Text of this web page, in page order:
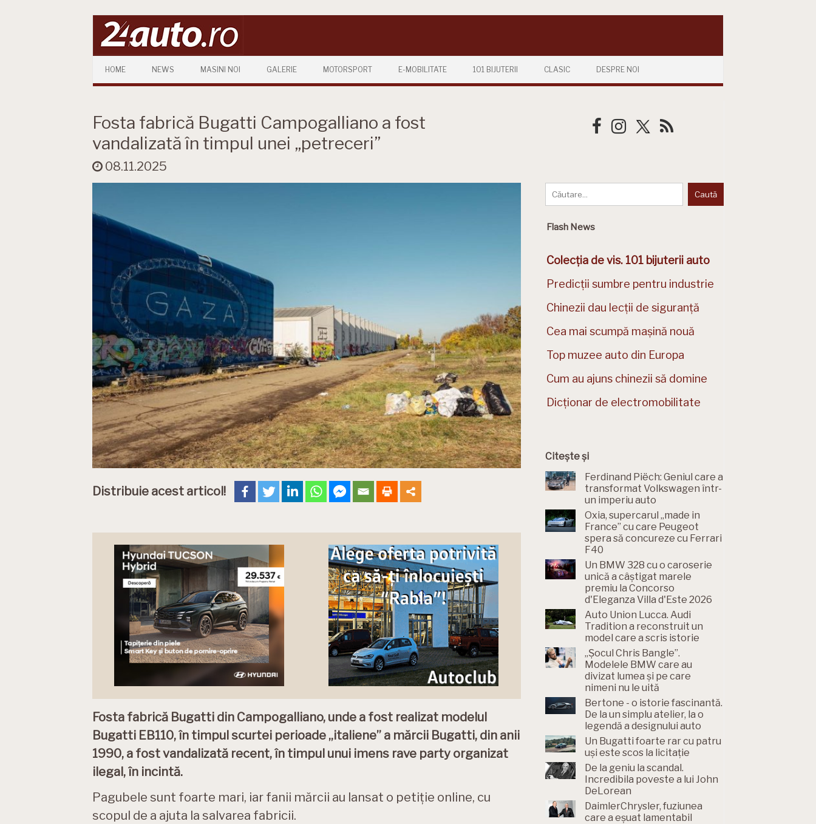
HOME NEWS MASINI NOI GALERIE MOTORSPORT E-MOBILITATE 101 BIJUTERII CLASIC DESPRE NOI
Fosta fabrică Bugatti Campogalliano a fost
vandalizată în timpul unei „petreceri”
08.11.2025
Distribuie acest articol!
Fosta fabrică Bugatti din Campogalliano, unde a fost realizat modelul
Bugatti EB110, în timpul scurtei perioade „italiene” a mărcii Bugatti, din anii
1990, a fost vandalizată recent, în timpul unui imens rave party organizat
ilegal, în incintă.
Pagubele sunt foarte mari, iar fanii mărcii au lansat o petiție online, cu
scopul de a ajuta la salvarea fabricii.
Flash News
Colecția de vis. 101 bijuterii auto
Predicții sumbre pentru industrie
Chinezii dau lecții de siguranță
Cea mai scumpă mașină nouă
Top muzee auto din Europa
Cum au ajuns chinezii să domine
Dicționar de electromobilitate
Citește și
Ferdinand Piëch: Geniul care a
transformat Volkswagen într-
un imperiu auto
Oxia, supercarul „made in
France” cu care Peugeot
spera să concureze cu Ferrari
F40
Un BMW 328 cu o caroserie
unică a câștigat marele
premiu la Concorso
d'Eleganza Villa d'Este 2026
Auto Union Lucca. Audi
Tradition a reconstruit un
model care a scris istorie
„Șocul Chris Bangle”.
Modelele BMW care au
divizat lumea și pe care
nimeni nu le uită
Bertone - o istorie fascinantă.
De la un simplu atelier, la o
legendă a designului auto
Un Bugatti foarte rar cu patru
uși este scos la licitație
De la geniu la scandal.
Incredibila poveste a lui John
DeLorean
DaimlerChrysler, fuziunea
care a eșuat lamentabil